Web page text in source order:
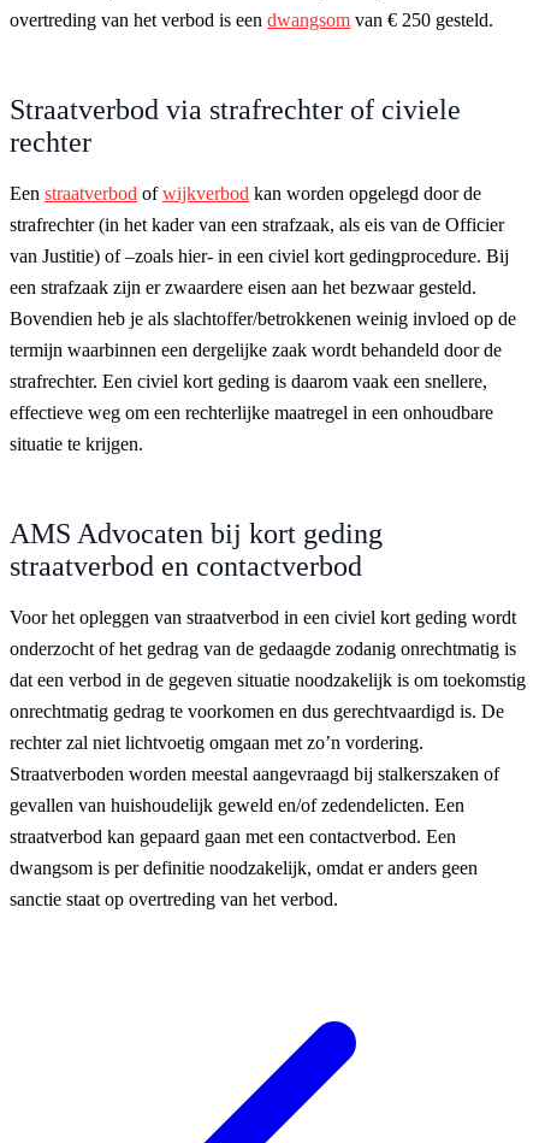
overtreding van het verbod is een dwangsom van € 250 gesteld.
Straatverbod via strafrechter of civiele
rechter
Een straatverbod ofwijkverbod kan worden opgelegd door de
strafrechter (in het kader van een strafzaak, als eis van de Officier
van Justitie) of –zoals hier- in een civiel kort gedingprocedure. Bij
een strafzaak zijn er zwaardere eisen aan het bezwaar gesteld.
Bovendien heb je als slachtoffer/betrokkenen weinig invloed op de
termijn waarbinnen een dergelijke zaak wordt behandeld door de
strafrechter. Een civiel kort geding is daarom vaak een snellere,
effectieve weg om een rechterlijke maatregel in een onhoudbare
situatie te krijgen.
AMS Advocaten bij kort geding
straatverbod en contactverbod
Voor het opleggen van straatverbod in een civiel kort geding wordt
onderzocht of het gedrag van de gedaagde zodanig onrechtmatig is
dat een verbod in de gegeven situatie noodzakelijk is om toekomstig
onrechtmatig gedrag te voorkomen en dus gerechtvaardigd is. De
rechter zal niet lichtvoetig omgaan met zo’n vordering.
Straatverboden worden meestal aangevraagd bij stalkerszaken of
gevallen van huishoudelijk geweld en/of zedendelicten. Een
straatverbod kan gepaard gaan met een contactverbod. Een
dwangsom is per definitie noodzakelijk, omdat er anders geen
sanctie staat op overtreding van het verbod.